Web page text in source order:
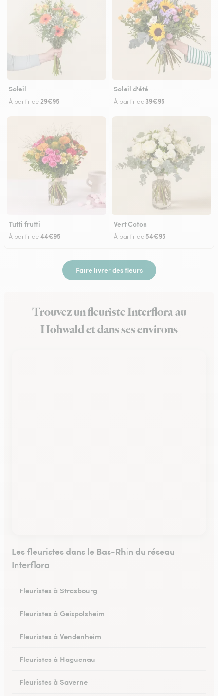
Soleil
À partir de29€95
Soleil d'été
À partir de 39€95
Tutti frutti
À partir de44€95
Vert Coton
À partir de 54€95
Faire livrer des fleurs
Trouvez un fleuriste Interflora au
Hohwald et dans ses environs
Les fleuristes dans le Bas-Rhin du réseau
Interflora
Fleuristes à Strasbourg
Fleuristes à Geispolsheim
Fleuristes à Vendenheim
Fleuristes à Haguenau
Fleuristes à Saverne